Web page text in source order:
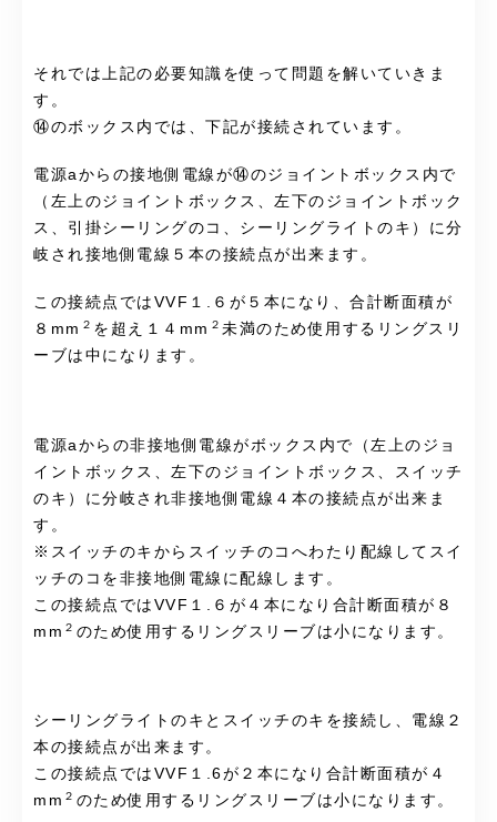
それでは上記の必要知識を使って問題を解いていきま
す。
⑭のボックス内では、下記が接続されています。
電源aからの接地側電線が⑭のジョイントボックス内で
（左上のジョイントボックス、左下のジョイントボック
ス、引掛シーリングのコ、シーリングライトのキ）に分
岐され接地側電線５本の接続点が出来ます。
この接続点ではVVF１.６が５本になり、合計断面積が
８mm ２ を超え１４mm ２ 未満のため使用するリングスリ
ーブは中になります。
電源aからの非接地側電線がボックス内で（左上のジョ
イントボックス、左下のジョイントボックス、スイッチ
のキ）に分岐され非接地側電線４本の接続点が出来ま
す。
※スイッチのキからスイッチのコへわたり配線してスイ
ッチのコを非接地側電線に配線します。
この接続点ではVVF１.６が４本になり合計断面積が８
mm ２ のため使用するリングスリーブは小になります。
シーリングライトのキとスイッチのキを接続し、電線２
本の接続点が出来ます。
この接続点ではVVF１.6が２本になり合計断面積が４
mm ２ のため使用するリングスリーブは小になります。